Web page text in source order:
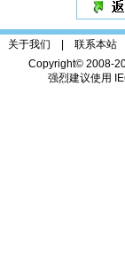
关于我们 | 联系本站
Copyright© 2008-
强烈建议使用